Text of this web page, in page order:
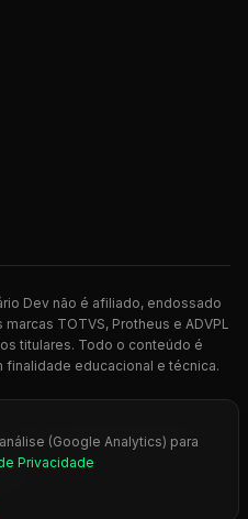
Dev não é afiliado, endossado
TOTVS, Protheus e ADVPL
titulares. Todo o conteúdo é
educacional e técnica.
💚 para desenvolvedores
(Google Analytics) para
Privacidade